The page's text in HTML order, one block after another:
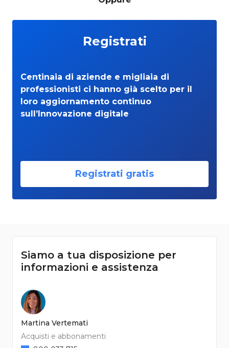
Registrati
Centinaia di aziende e migliaia di
professionisti ci hanno già scelto per il
loro aggiornamento continuo
sull’Innovazione digitale
Registrati gratis
Siamo a tua disposizione per
informazioni e assistenza
Martina Vertemati
Acquisti e abbonamenti